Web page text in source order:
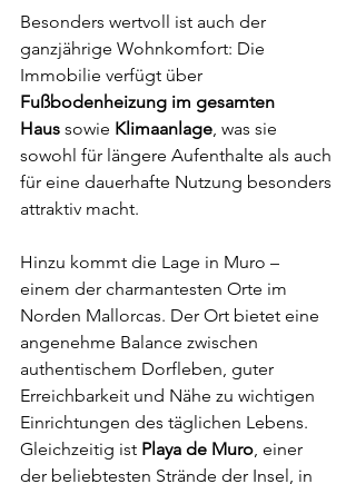
Besonders wertvoll ist auch der
ganzjährige Wohnkomfort: Die
Immobilie verfügt über
Fußbodenheizung im gesamten
Haus sowie Klimaanlage, was sie
sowohl für längere Aufenthalte als auch
für eine dauerhafte Nutzung besonders
attraktiv macht.
Hinzu kommt die Lage in Muro –
einem der charmantesten Orte im
Norden Mallorcas. Der Ort bietet eine
angenehme Balance zwischen
authentischem Dorfleben, guter
Erreichbarkeit und Nähe zu wichtigen
Einrichtungen des täglichen Lebens.
Gleichzeitig ist Playa de Muro, einer
der beliebtesten Strände der Insel, in